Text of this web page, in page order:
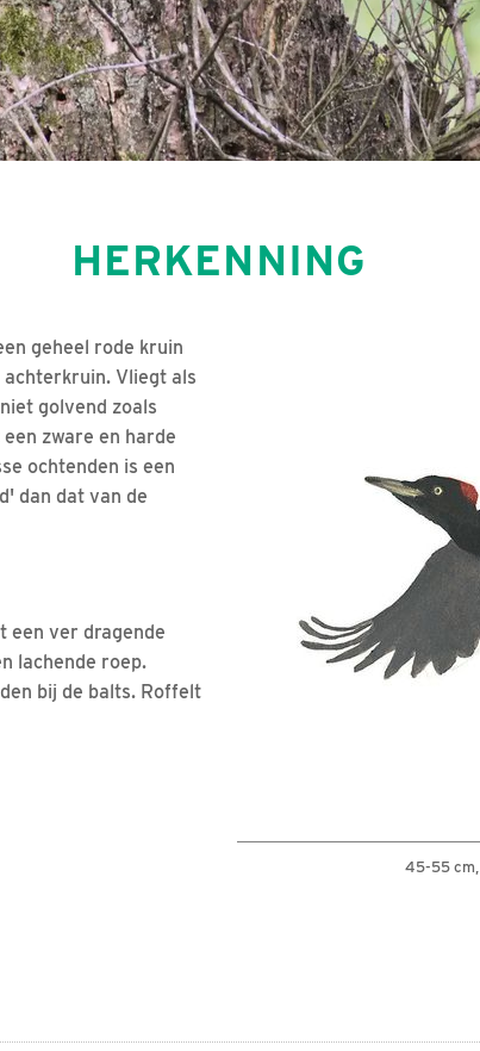
HERKENNING
geheel rode kruin
Vliegt als
golvend zoals
zware en harde
ochtenden is een
dan dat van de
een ver dragende
lachende roep.
bij de balts. Roffelt
45-55